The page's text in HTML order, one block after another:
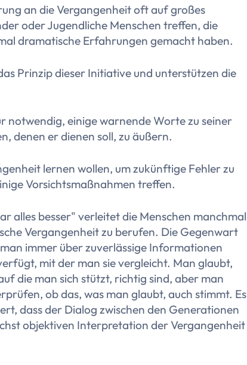
an die Vergangenheit oft auf großes
oder Jugendliche Menschen treffen, die
dramatische Erfahrungen gemacht haben.
Prinzip dieser Initiative und unterstützen die
notwendig, einige warnende Worte zu seiner
denen er dienen soll, zu äußern.
lernen wollen, um zukünftige Fehler zu
Vorsichtsmaßnahmen treffen.
alles besser" verleitet die Menschen manchmal
Vergangenheit zu berufen. Die Gegenwart
immer über zuverlässige Informationen
mit der man sie vergleicht. Man glaubt,
die man sich stützt, richtig sind, aber man
ob das, was man glaubt, auch stimmt. Es
dass der Dialog zwischen den Generationen
objektiven Interpretation der Vergangenheit